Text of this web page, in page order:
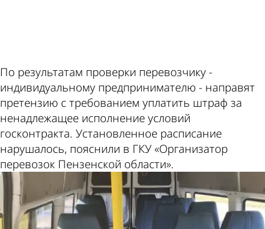
По результатам проверки перевозчику -
индивидуальному предпринимателю - направят
претензию с требованием уплатить штраф за
ненадлежащее исполнение условий
госконтракта. Установленное расписание
нарушалось, пояснили в ГКУ «Организатор
перевозок Пензенской области».